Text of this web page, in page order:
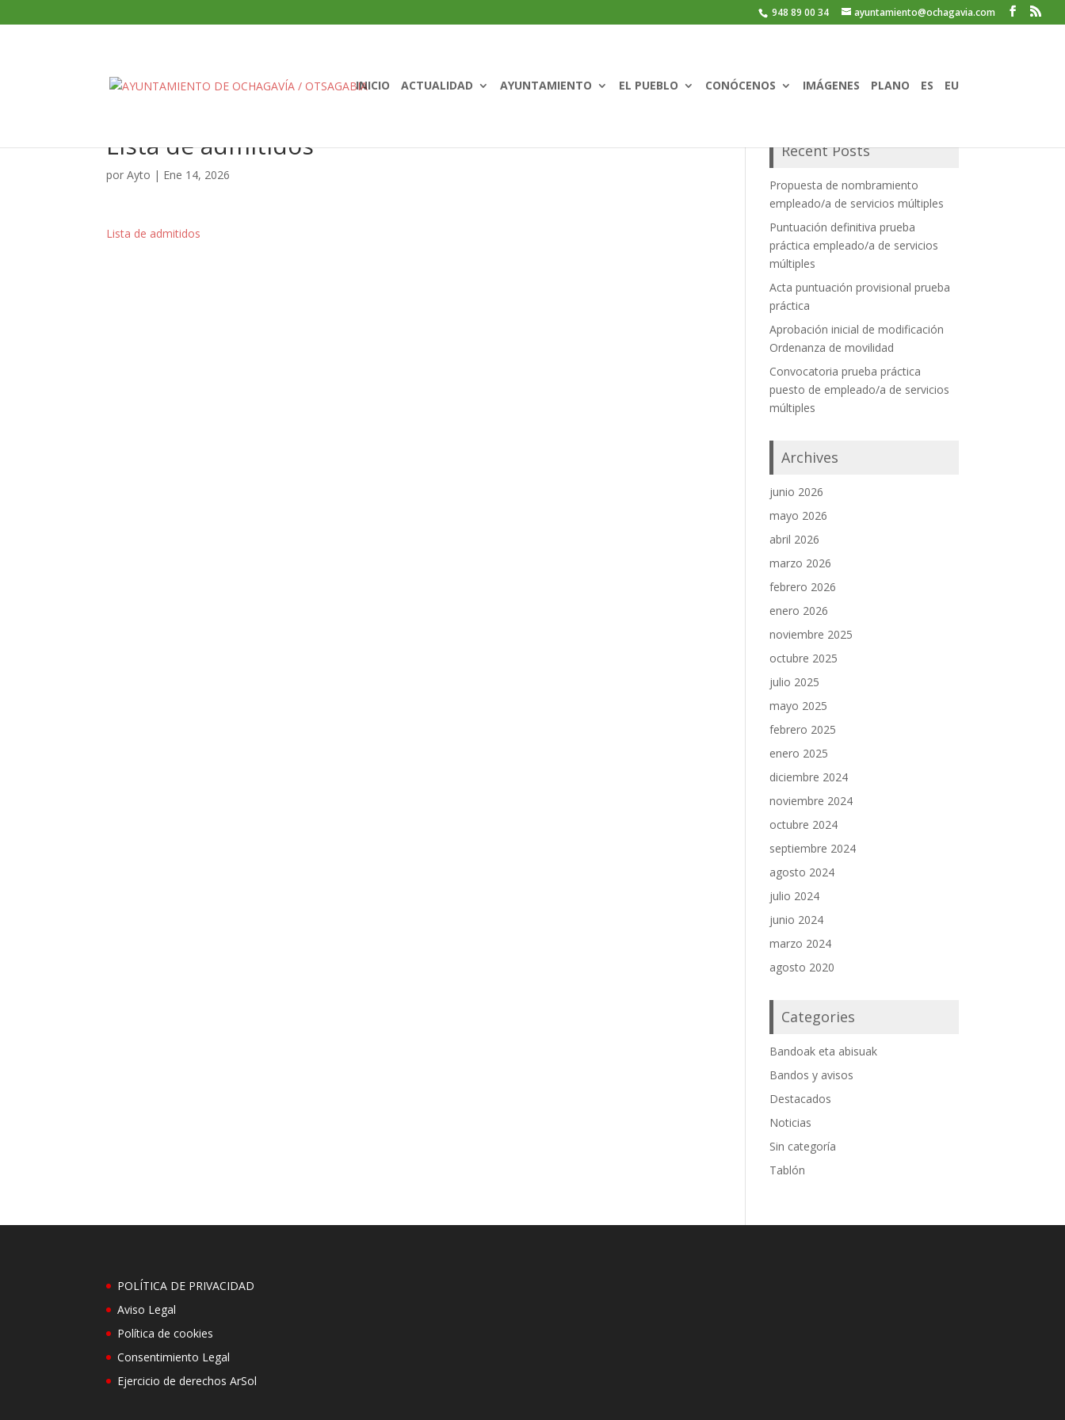
948 89 00 34 ayuntamiento@ochagavia.com
INICIO ACTUALIDAD AYUNTAMIENTO EL PUEBLO CONÓCENOS IMÁGENES PLANO ES EU
Lista de admitidos
porAyto | Ene 14, 2026
Lista de admitidos
Recent Posts
Propuesta de nombramiento
empleado/a de servicios múltiples
Puntuación definitiva prueba
práctica empleado/a de servicios
múltiples
Acta puntuación provisional prueba
práctica
Aprobación inicial de modificación
Ordenanza de movilidad
Convocatoria prueba práctica
puesto de empleado/a de servicios
múltiples
Archives
junio 2026
mayo 2026
abril 2026
marzo 2026
febrero 2026
enero 2026
noviembre 2025
octubre 2025
julio 2025
mayo 2025
febrero 2025
enero 2025
diciembre 2024
noviembre 2024
octubre 2024
septiembre 2024
agosto 2024
julio 2024
junio 2024
marzo 2024
agosto 2020
Categories
Bandoak eta abisuak
Bandos y avisos
Destacados
Noticias
Sin categoría
Tablón
POLÍTICA DE PRIVACIDAD
Aviso Legal
Política de cookies
Consentimiento Legal
Ejercicio de derechos ArSol